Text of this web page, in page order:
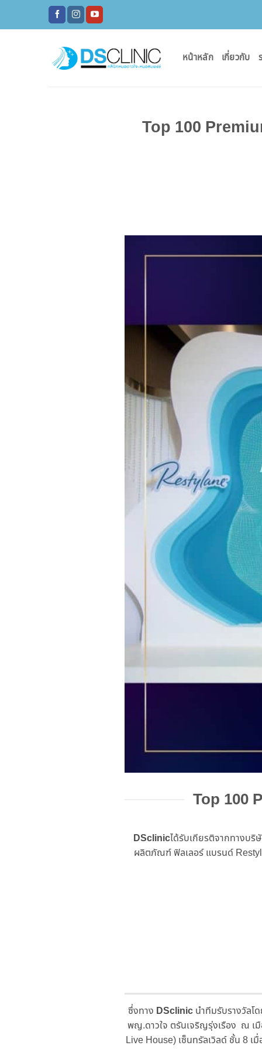
หน้าหลัก เกี่ยวกับ
Top 100
Top 100
DSclinicได้รับเกียรติจากทางบริ
ผลิตภัณฑ์ ฟิลเลอร์ แบรนด์
ซึ่งทาง DSclinic นำทีมรับรางวัล
พญ.ดาวใจ ตรันเจริญรุ่งเรือง ณ เมื
Live House) เซ็นทรัลเวิลด์ ชั้น 8